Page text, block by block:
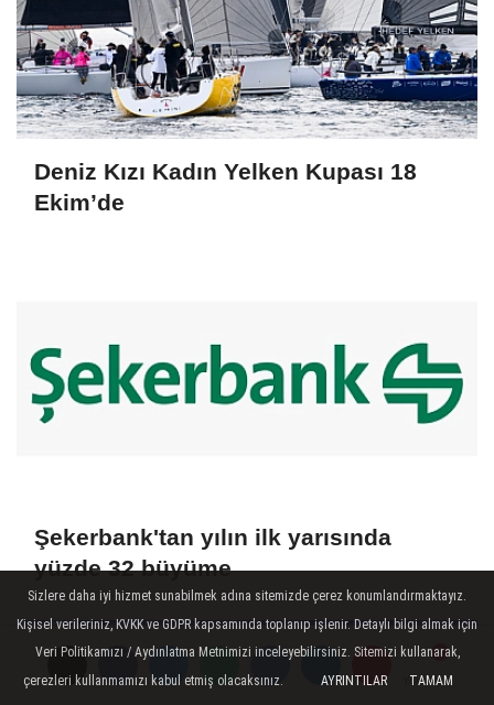
Yorumlar
Yorumlar
Deniz Kızı Kadın Yelken Kupası 18
Ekim’de
Şekerbank'tan yılın ilk yarısında
yüzde 32 büyüme
Sizlere daha iyi hizmet sunabilmek adına sitemizde çerez konumlandırmaktayız.
Kişisel verileriniz, KVKK ve GDPR kapsamında toplanıp işlenir. Detaylı bilgi almak için
Veri Politikamızı / Aydınlatma Metnimizi inceleyebilirsiniz. Sitemizi kullanarak,
çerezleri kullanmamızı kabul etmiş olacaksınız.
AYRINTILAR TAMAM